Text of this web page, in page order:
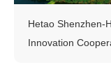
Hetao Shenzhen-
Innovation